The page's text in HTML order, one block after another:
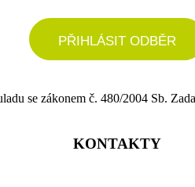
PŘIHLÁSIT ODBĚR
se zákonem č. 480/2004 Sb.
KONTAKTY